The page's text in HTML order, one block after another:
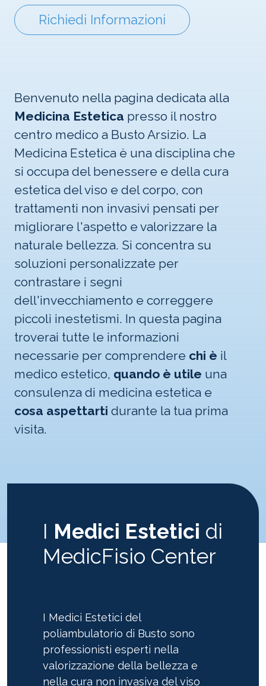
Richiedi Informazioni
Benvenuto nella pagina dedicata alla
Medicina Estetica presso il nostro
centro medico a Busto Arsizio. La
Medicina Estetica è una disciplina che
si occupa del benessere e della cura
estetica del viso e del corpo, con
trattamenti non invasivi pensati per
migliorare l'aspetto e valorizzare la
naturale bellezza. Si concentra su
soluzioni personalizzate per
contrastare i segni
dell'invecchiamento e correggere
piccoli inestetismi. In questa pagina
troverai tutte le informazioni
necessarie per comprendere chi è il
medico estetico, quando è utile una
consulenza di medicina estetica e
cosa aspettarti durante la tua prima
visita.
I Medici Estetici di
MedicFisio Center
I Medici Estetici del
poliambulatorio di Busto sono
professionisti esperti nella
valorizzazione della bellezza e
nella cura non invasiva del viso